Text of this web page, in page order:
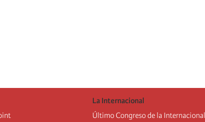
La Internacional
Último Congreso de la Internacional